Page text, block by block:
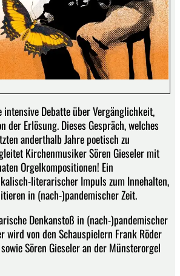
intensive Debatte über Vergänglichkeit,
der Erlösung. Dieses Gespräch, welches
anderthalb Jahre poetisch zu
Kirchenmusiker Sören Gieseler mit
Orgelkompositionen! Ein
literarischer Impuls zum Innehalten,
in (nach-)pandemischer Zeit.
Denkanstoß in (nach-)pandemischer
wird von den Schauspielern Frank Röder
Sören Gieseler an der Münsterorgel